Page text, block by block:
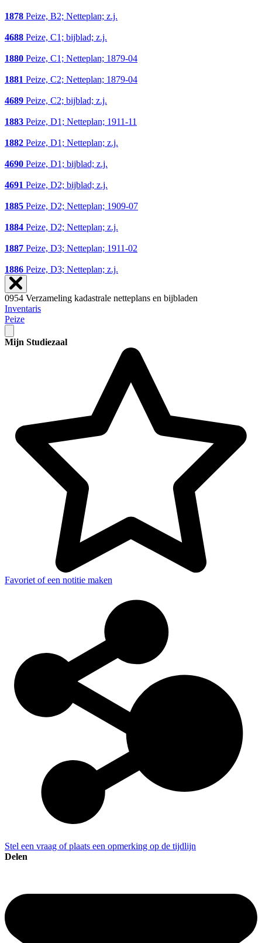
1878 Peize, B2; Netteplan; z.j.
4688 Peize, C1; bijblad; z.j.
1880 Peize, C1; Netteplan; 1879-04
1881 Peize, C2; Netteplan; 1879-04
4689 Peize, C2; bijblad; z.j.
1883 Peize, D1; Netteplan; 1911-11
1882 Peize, D1; Netteplan; z.j.
4690 Peize, D1; bijblad; z.j.
4691 Peize, D2; bijblad; z.j.
1885 Peize, D2; Netteplan; 1909-07
1884 Peize, D2; Netteplan; z.j.
1887 Peize, D3; Netteplan; 1911-02
1886 Peize, D3; Netteplan; z.j.
0954 Verzameling kadastrale netteplans en bijbladen
Inventaris
Peize
Mijn Studiezaal
Favoriet of een notitie maken
Stel een vraag of plaats een opmerking op de tijdlijn
Delen